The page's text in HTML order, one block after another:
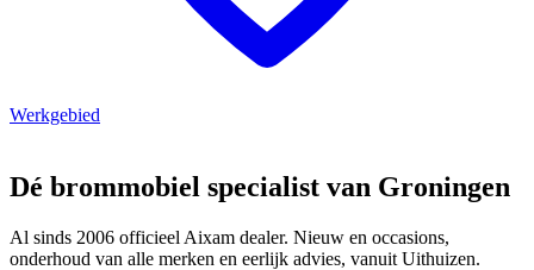
Werkgebied
Dé brommobiel specialist van Groningen
Al sinds 2006 officieel Aixam dealer. Nieuw en occasions,
onderhoud van alle merken en eerlijk advies, vanuit Uithuizen.